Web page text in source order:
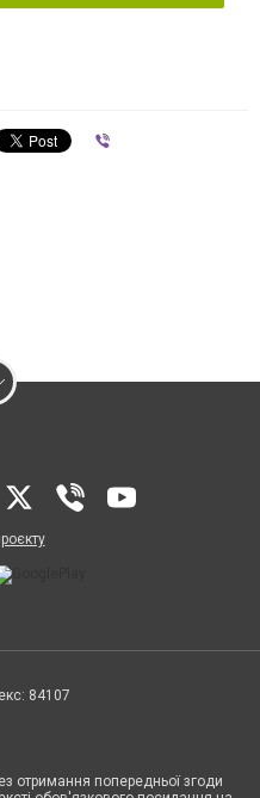
84107
отримання попередньої згоди